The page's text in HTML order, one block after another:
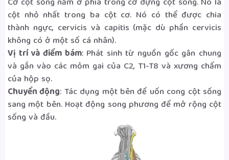
Cơ cột sống nằm ở phía trong cơ dựng cột sống. Nó là
cột nhỏ nhất trong ba cột cơ. Nó có thể được chia
thành ngực, cervicis và capitis (mặc dù phần cervicis
không có ở một số cá nhân).
Vị trí và điểm bám: Phát sinh từ nguồn gốc gân chung
và gắn vào các mỏm gai của C2, T1-T8 và xương chẩm
của hộp sọ.
Chuyển động: Tác dụng một bên để uốn cong cột sống
sang một bên. Hoạt động song phương để mở rộng cột
sống và đầu.